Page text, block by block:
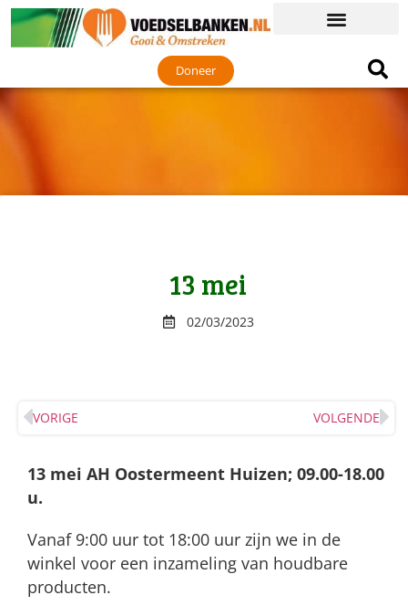
Doneer
13 mei
02/03/2023
VORIGE VOLGENDE
13 mei AH Oostermeent Huizen; 09.00-18.00
u.
Vanaf 9:00 uur tot 18:00 uur zijn we in de
winkel voor een inzameling van houdbare
producten.